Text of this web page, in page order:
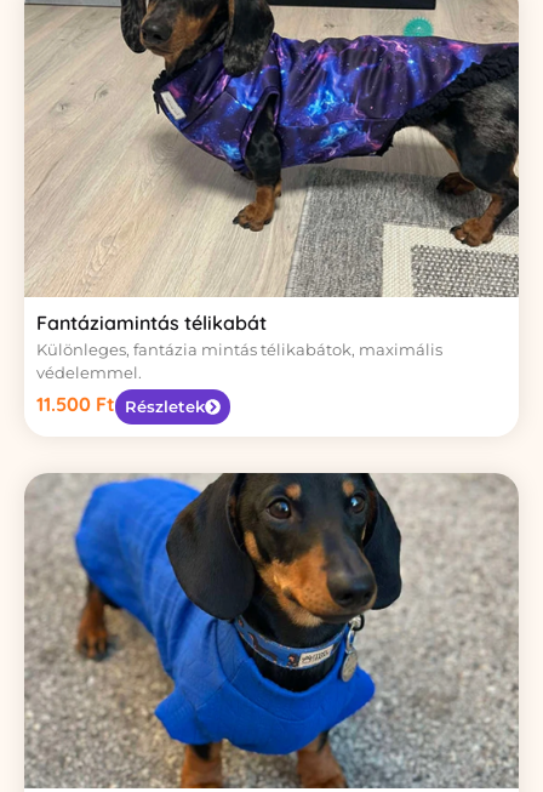
Fantáziamintás télikabát
Különleges, fantázia mintás télikabátok, maximális
védelemmel.
11.500 Ft Részletek